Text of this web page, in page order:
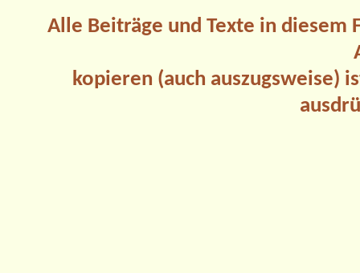
Alle Beiträge und Texte in
kopieren (auch auszugsweise)